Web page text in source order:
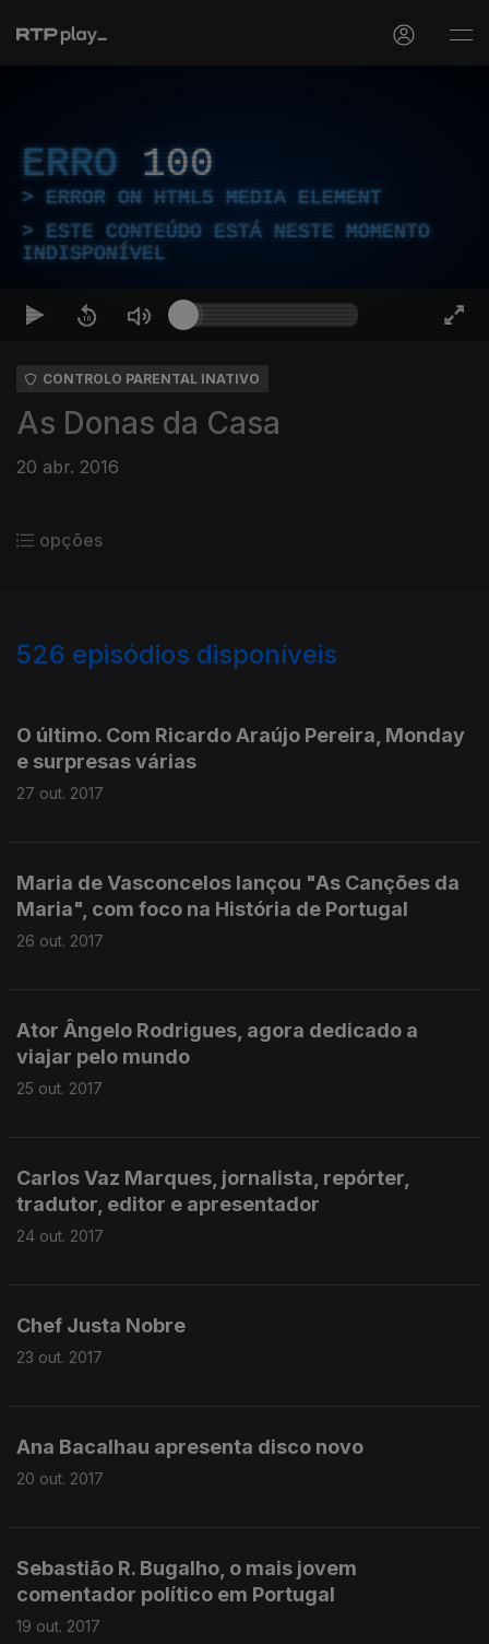
ERRO 100
ERROR ON HTML5 MEDIA ELEMENT
ESTE CONTEÚDO ESTÁ NESTE MOMENTO
INDISPONÍVEL
CONTROLO PARENTAL INATIVO
As Donas da Casa
20 abr. 2016
opções
526 episódios disponíveis
O último. Com Ricardo Araújo Pereira, Monday
e surpresas várias
27 out. 2017
Maria de Vasconcelos lançou "As Canções da
Maria", com foco na História de Portugal
26 out. 2017
Ator Ângelo Rodrigues, agora dedicado a
viajar pelo mundo
25 out. 2017
Carlos Vaz Marques, jornalista, repórter,
tradutor, editor e apresentador
24 out. 2017
Chef Justa Nobre
23 out. 2017
Ana Bacalhau apresenta disco novo
20 out. 2017
Sebastião R. Bugalho, o mais jovem
comentador político em Portugal
19 out. 2017